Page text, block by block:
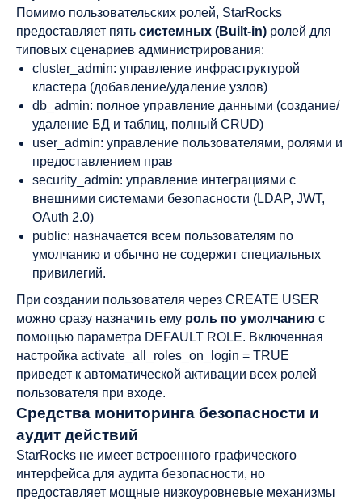
Помимо пользовательских ролей, StarRocks
предоставляет пять системных (Built-in) ролей для
типовых сценариев администрирования:
cluster_admin: управление инфраструктурой
кластера (добавление/удаление узлов)
db_admin: полное управление данными (создание/
удаление БД и таблиц, полный CRUD)
user_admin: управление пользователями, ролями и
предоставлением прав
security_admin: управление интеграциями с
внешними системами безопасности (LDAP, JWT,
OAuth 2.0)
public: назначается всем пользователям по
умолчанию и обычно не содержит специальных
привилегий.
При создании пользователя через CREATE USER
можно сразу назначить ему роль по умолчанию с
помощью параметра DEFAULT ROLE. Включенная
настройка activate_all_roles_on_login = TRUE
приведет к автоматической активации всех ролей
пользователя при входе.
Средства мониторинга безопасности и
аудит действий
StarRocks не имеет встроенного графического
интерфейса для аудита безопасности, но
предоставляет мощные низкоуровневые механизмы